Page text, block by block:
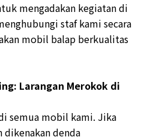
mengadakan kegiatan di
staf kami secara
mobil balap berkualitas
Larangan Merokok di
semua mobil kami. Jika
dikenakan denda